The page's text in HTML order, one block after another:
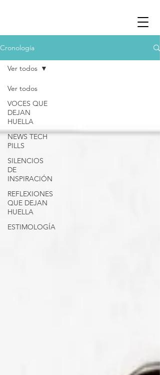
Cronología
Ver todos
VOCES QUE
DEJAN
HUELLA
NEWS TECH
PILLS
SILENCIOS
DE
INSPIRACIÓN
REFLEXIONES
QUE DEJAN
HUELLA
ESTIMOLOGÍA
Ver todos